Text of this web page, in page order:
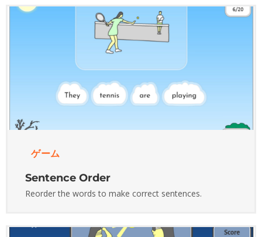
ゲーム
Sentence Order
Reorder the words to make correct sentences.